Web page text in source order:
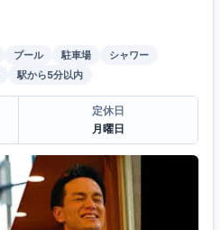
プール 駐車場
シャワー
駅から5分以内
定休日
月曜日